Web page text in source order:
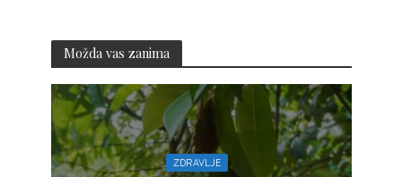
Možda vas zanima
ZDRAVLJE